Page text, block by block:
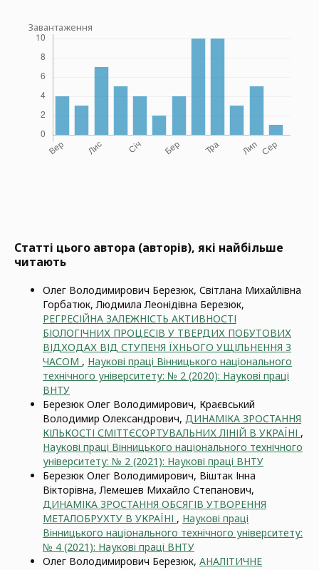
Завантаження
Статті цього автора (авторів), які найбільше
читають
Олег Володимирович Березюк, Світлана Михайлівна
Горбатюк, Людмила Леонідівна Березюк,
РЕГРЕСІЙНА ЗАЛЕЖНІСТЬ АКТИВНОСТІ
БІОЛОГІЧНИХ ПРОЦЕСІВ У ТВЕРДИХ ПОБУТОВИХ
ВІДХОДАХ ВІД СТУПЕНЯ ЇХНЬОГО УЩІЛЬНЕННЯ З
ЧАСОМ , Наукові праці Вінницького національного
технічного університету: № 2 (2020): Наукові праці
ВНТУ
Березюк Олег Володимирович, Краєвський
Володимир Олександрович, ДИНАМІКА ЗРОСТАННЯ
КІЛЬКОСТІ СМІТТЄСОРТУВАЛЬНИХ ЛІНІЙ В УКРАЇНІ ,
Наукові праці Вінницького національного технічного
університету: № 2 (2021): Наукові праці ВНТУ
Березюк Олег Володимирович, Віштак Інна
Вікторівна, Лемешев Михайло Степанович,
ДИНАМІКА ЗРОСТАННЯ ОБСЯГІВ УТВОРЕННЯ
МЕТАЛОБРУХТУ В УКРАЇНІ , Наукові праці
Вінницького національного технічного університету:
№ 4 (2021): Наукові праці ВНТУ
Олег Володимирович Березюк, АНАЛІТИЧНЕ